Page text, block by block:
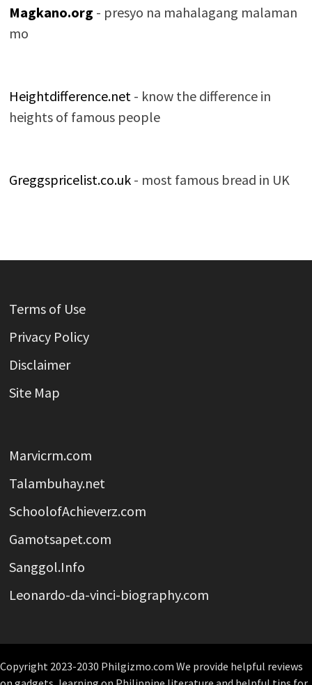
Magkano.org - presyo na mahalagang malaman
mo
Heightdifference.net- know the difference in
heights of famous people
Greggspricelist.co.uk- most famous bread in UK
Terms of Use
Privacy Policy
Disclaimer
Site Map
Marvicrm.com
Talambuhay.net
SchoolofAchieverz.com
Gamotsapet.com
Sanggol.Info
Leonardo-da-vinci-biography.com
Copyright 2023-2030 Philgizmo.com We provide helpful reviews